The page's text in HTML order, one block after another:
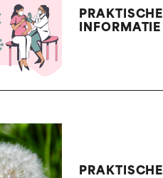
PRAKTISCHE
INFORMATIE
PRAKTISCHE